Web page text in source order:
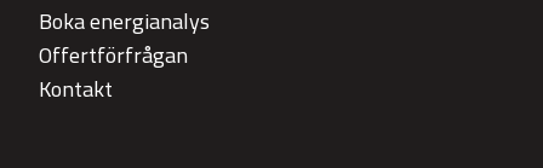
Boka energianalys
Offertförfrågan
Kontakt